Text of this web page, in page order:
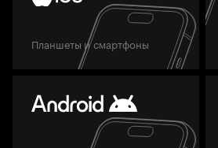
Планшеты и смартфоны